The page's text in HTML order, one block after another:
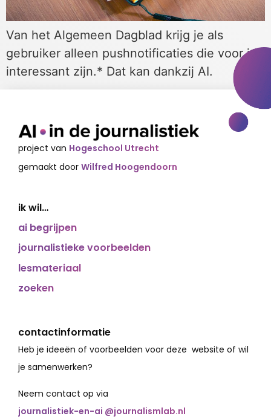
Van het Algemeen Dagblad krijg je als
gebruiker alleen pushnotificaties die voor jou
interessant zijn.* Dat kan dankzij AI.
project van Hogeschool Utrecht
gemaakt door Wilfred Hoogendoorn
ik wil…
ai begrijpen
journalistieke voorbeelden
lesmateriaal
zoeken
contactinformatie
Heb je ideeën of voorbeelden voor deze website of wil
je samenwerken?
Neem contact op via
journalistiek-en-ai @journalismlab.nl